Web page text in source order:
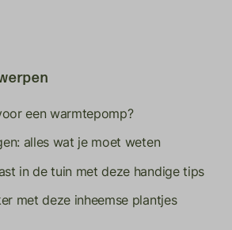
een warmtepomp?
alles wat je moet weten
in de tuin met deze handige tips
met deze inheemse plantjes